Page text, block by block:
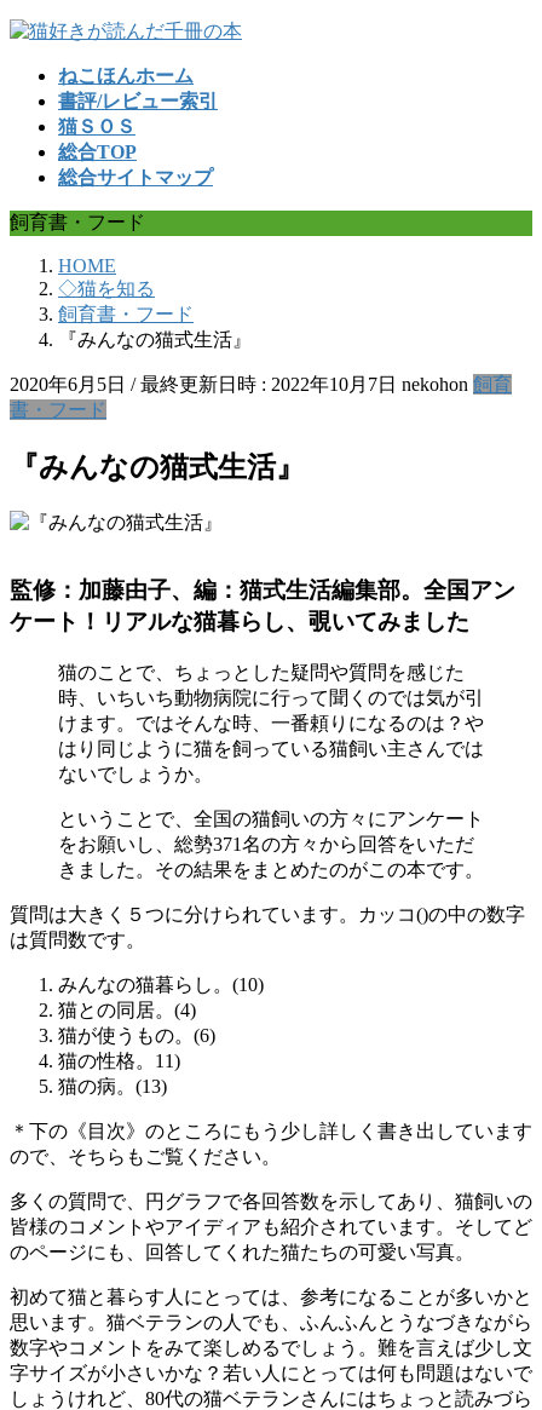
コ
キ
ッ
ナ
に
移
ねこほんホーム
書評/レビュー索引
猫ＳＯＳ
総合TOP
総合サイトマップ
飼育書・フード
HOME
◇猫を知る
飼育書・フード
『みんなの猫式生活』
2020年6月5日 / 最終更新日時 : 2022年10月7日 nekohon 飼育
書・フード
『みんなの猫式生活』
監修：加藤由子、編：猫式生活編集部。全国アン
ケート！リアルな猫暮らし、覗いてみました
猫のことで、ちょっとした疑問や質問を感じた
時、いちいち動物病院に行って聞くのでは気が引
けます。ではそんな時、一番頼りになるのは？や
はり同じように猫を飼っている猫飼い主さんでは
ないでしょうか。
ということで、全国の猫飼いの方々にアンケート
をお願いし、総勢371名の方々から回答をいただ
きました。その結果をまとめたのがこの本です。
質問は大きく５つに分けられています。カッコ()の中の数字
は質問数です。
みんなの猫暮らし。(10)
猫との同居。(4)
猫が使うもの。(6)
猫の性格。11)
猫の病。(13)
＊下の《目次》のところにもう少し詳しく書き出しています
ので、そちらもご覧ください。
多くの質問で、円グラフで各回答数を示してあり、猫飼いの
皆様のコメントやアイディアも紹介されています。そしてど
のページにも、回答してくれた猫たちの可愛い写真。
初めて猫と暮らす人にとっては、参考になることが多いかと
思います。猫ベテランの人でも、ふんふんとうなづきながら
数字やコメントをみて楽しめるでしょう。難を言えば少し文
字サイズが小さいかな？若い人にとっては何も問題はないで
しょうけれど、80代の猫ベテランさんにはちょっと読みづら